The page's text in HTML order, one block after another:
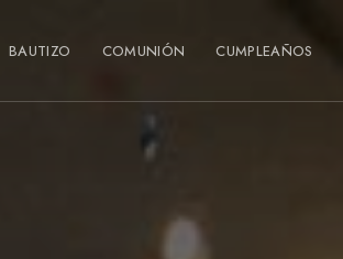
BAUTIZO COMUNIÓN CUMPLEAÑOS